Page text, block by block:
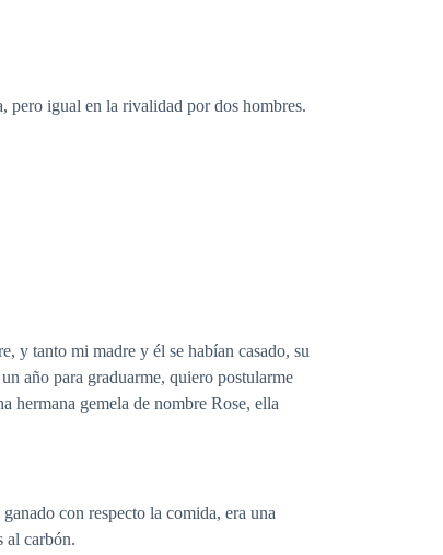
pero igual en la rivalidad por dos hombres.
y tanto mi madre y él se habían casado, su
año para graduarme, quiero postularme
hermana gemela de nombre Rose, ella
con respecto la comida, era una
al carbón.